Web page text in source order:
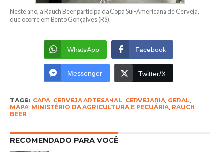
Neste ano, a Rauch Beer participa da Copa Sul-Americana de Cerveja,
que ocorre em Bento Gonçalves (RS).
WhatsApp Facebook
Messenger Twitter/X
TAGS: CAPA, CERVEJA ARTESANAL CERVEJARIA, GERAL
MAPA, MINISTÉRIO DA AGRICULTURA E PECUÁRIA, RAUCH
BEER
RECOMENDADO PARA VOCÊ